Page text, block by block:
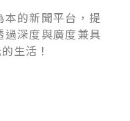
的新聞平台，提
深度與廣度兼具
生活！